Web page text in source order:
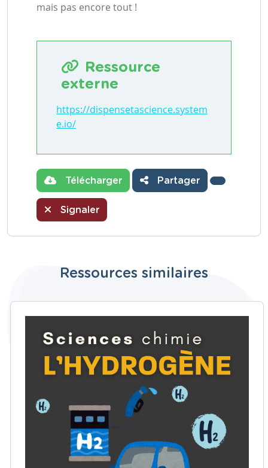
mais pas encore tout !
Ressource
externe
https://dispensetascience.system
e.io/
Télécharger Partager
Signaler
Ressources similaires